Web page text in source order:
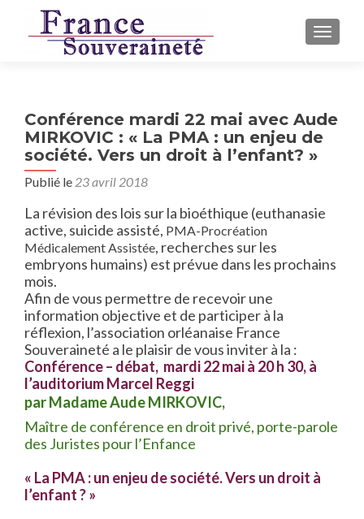
Conférence mardi 22 mai avec Aude
MIRKOVIC : « La PMA : un enjeu de
société. Vers un droit à l’enfant? »
Publié le 23 avril 2018
La révision des lois sur la bioéthique (euthanasie
active, suicide assisté, PMA-Procréation
Médicalement Assistée, recherches sur les
embryons humains) est prévue dans les prochains
mois.
Afin de vous permettre de recevoir une
information objective et de participer à la
réflexion, l’association orléanaise France
Souveraineté a le plaisir de vous inviter à la :
Conférence – débat, mardi 22 mai à 20 h 30, à
l’auditorium Marcel Reggi
par Madame Aude MIRKOVIC,
Maître de conférence en droit privé, porte-parole
des Juristes pour l’Enfance
« La PMA : un enjeu de société. Vers un droit à
l’enfant ? »